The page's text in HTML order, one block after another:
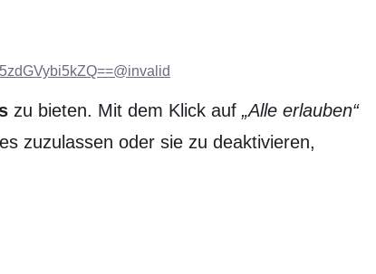
zu bieten. Mit dem Klick auf „Alle erlauben“
zuzulassen oder sie zu deaktivieren,